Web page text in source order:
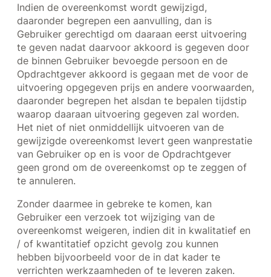
Indien de overeenkomst wordt gewijzigd,
daaronder begrepen een aanvulling, dan is
Gebruiker gerechtigd om daaraan eerst uitvoering
te geven nadat daarvoor akkoord is gegeven door
de binnen Gebruiker bevoegde persoon en de
Opdrachtgever akkoord is gegaan met de voor de
uitvoering opgegeven prijs en andere voorwaarden,
daaronder begrepen het alsdan te bepalen tijdstip
waarop daaraan uitvoering gegeven zal worden.
Het niet of niet onmiddellijk uitvoeren van de
gewijzigde overeenkomst levert geen wanprestatie
van Gebruiker op en is voor de Opdrachtgever
geen grond om de overeenkomst op te zeggen of
te annuleren.
Zonder daarmee in gebreke te komen, kan
Gebruiker een verzoek tot wijziging van de
overeenkomst weigeren, indien dit in kwalitatief en
/ of kwantitatief opzicht gevolg zou kunnen
hebben bijvoorbeeld voor de in dat kader te
verrichten werkzaamheden of te leveren zaken.